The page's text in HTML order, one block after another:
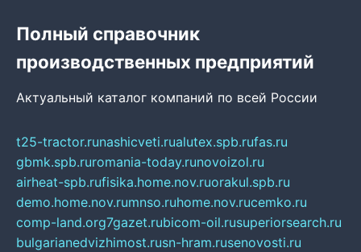
Полный справочник
производственных предприятий
Актуальный каталог компаний по всей России
t25-tractor.runashicveti.rualutex.spb.rufas.ru
gbmk.spb.ruromania-today.runovoizol.ru
airheat-spb.rufisika.home.nov.ruorakul.spb.ru
demo.home.nov.rumnso.ruhome.nov.rucemko.ru
comp-land.org7gazet.rubicom-oil.rusuperiorsearch.ru
bulgarianedvizhimost.rusn-hram.rusenovosti.ru